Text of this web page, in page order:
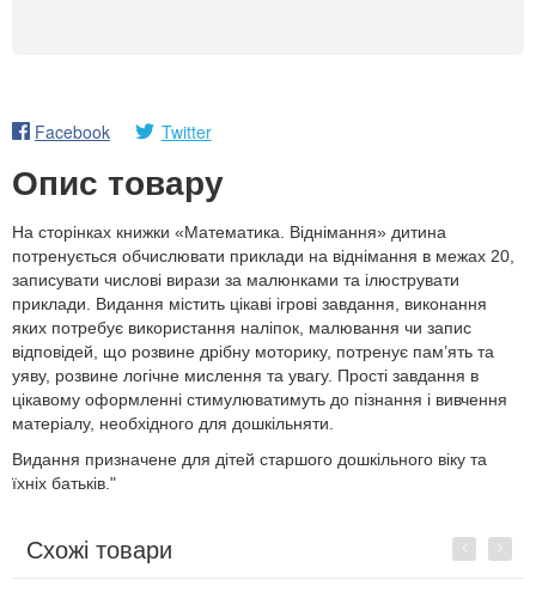
Facebook Twitter
Опис товару
На сторінках книжки «Математика. Віднімання» дитина
потренується обчислювати приклади на віднімання в межах 20,
записувати числові вирази за малюнками та ілюструвати
приклади. Видання містить цікаві ігрові завдання, виконання
яких потребує використання наліпок, малювання чи запис
відповідей, що розвине дрібну моторику, потренує пам’ять та
уяву, розвине логічне мислення та увагу. Прості завдання в
цікавому оформленні стимулюватимуть до пізнання і вивчення
матеріалу, необхідного для дошкільняти.
Видання призначене для дітей старшого дошкільного віку та
їхніх батьків."
Схожі товари Previous
Next